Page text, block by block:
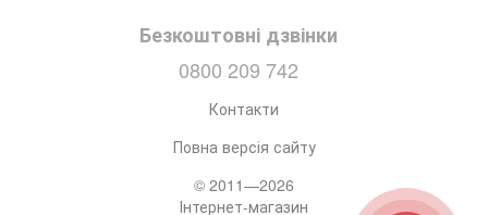
Безкоштовні дзвінки
0800 209 742
Контакти
Повна версія сайту
© 2011—2026
Інтернет-магазин